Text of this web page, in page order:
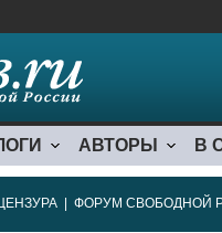
АВТОРЫ В
ФОРУМ СВОБОДНОЙ